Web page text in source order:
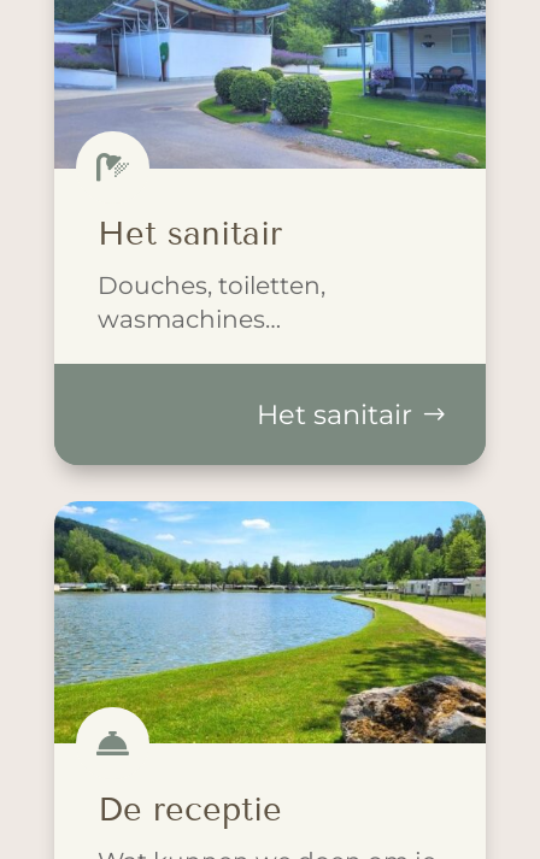

Het sanitair
Douches, toiletten,
wasmachines…
Het sanitair

De receptie